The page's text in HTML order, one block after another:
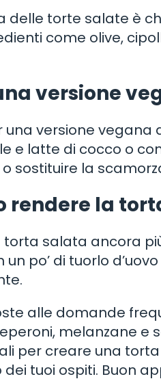
delle torte salate è
come olive,
versione
una versione
e latte di cocco o
sostituire la
rendere la
torta salata ancora
po’ di tuorlo
alle domande
melanzane e
per creare una
tuoi ospiti. Buon